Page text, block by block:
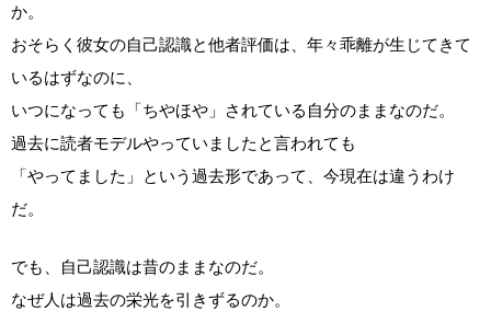
か。
おそらく彼女の自己認識と他者評価は、年々乖離が生じてきて
いるはずなのに、
いつになっても「ちやほや」されている自分のままなのだ。
過去に読者モデルやっていましたと言われても
「やってました」という過去形であって、今現在は違うわけ
だ。
でも、自己認識は昔のままなのだ。
なぜ人は過去の栄光を引きずるのか。